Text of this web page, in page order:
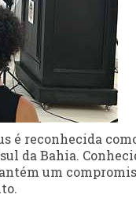
é reconhecida
da Bahia.
um